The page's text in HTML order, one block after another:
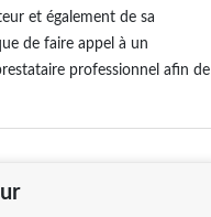
et également de sa
de faire appel à un
professionnel afin de